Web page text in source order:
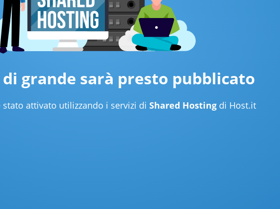
di grande sarà presto pubblicato
attivato utilizzando i servizi di Shared Hosting di Host.it